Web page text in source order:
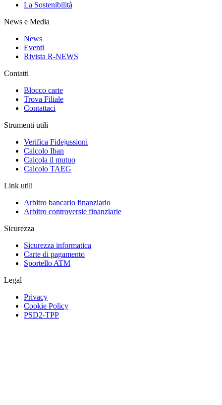
La Sostenibilità
News e Media
News
Eventi
Rivista R-NEWS
Contatti
Blocco carte
Trova Filiale
Contattaci
Strumenti utili
Verifica Fidejussioni
Calcolo Iban
Calcola il mutuo
Calcolo TAEG
Link utili
Arbitro bancario finanziario
Arbitro controversie finanziarie
Sicurezza
Sicurezza informatica
Carte di pagamento
Sportello ATM
Legal
Privacy
Cookie Policy
PSD2-TPP